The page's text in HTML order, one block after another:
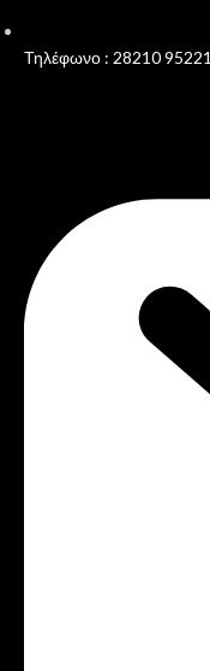
Τηλέφωνο : 28210 95221